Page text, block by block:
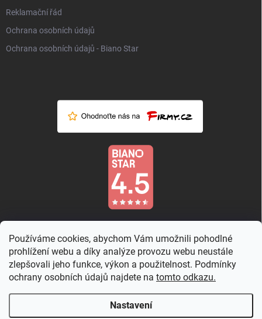
Používáme cookies, abychom Vám umožnili pohodlné
prohlížení webu a díky analýze provozu webu neustále
zlepšovali jeho funkce, výkon a použitelnost. Podmínky
ochrany osobních údajů najdete na tomto odkazu.
Nastavení
Reklamační řád
Ochrana osobních údajů
Ochrana osobních údajů - Biano Star